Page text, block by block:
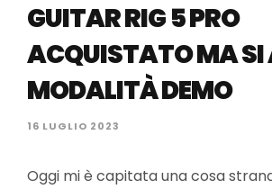
GUITAR RIG 5 PRO
ACQUISTATO MA SI
MODALITÀ DEMO
16 LUGLIO 2023
Oggi mi è capitata una cosa